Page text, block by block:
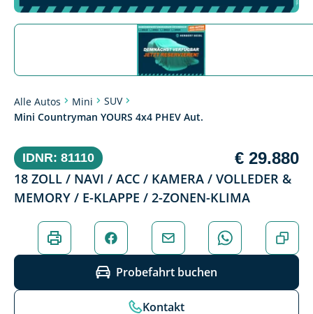
Alle Autos Mini
SUV
Mini Countryman YOURS 4x4 PHEV Aut.
IDNR: 81110 € 29.880
18 ZOLL / NAVI / ACC / KAMERA / VOLLEDER &
MEMORY / E-KLAPPE / 2-ZONEN-KLIMA
Probefahrt buchen
Kontakt